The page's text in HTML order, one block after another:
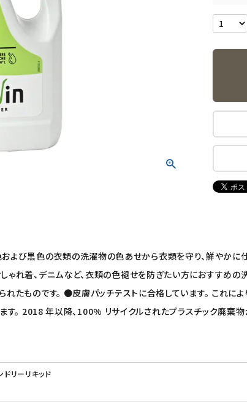
よび黒色の衣類の洗濯物の色あせから衣類を守り、鮮やか
ゃれ着、デニムなど、衣類の色褪せを防ぎたい方におすすめ
たものです。 ●皮膚パッチテストに合格しています。 これに
。 2018 年以降、100% リサイクルされたプラスチック廃棄
リーリキッド